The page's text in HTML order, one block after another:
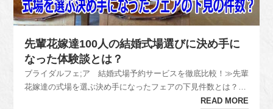
先輩花嫁達100人の結婚式場選びに決め手に
なった体験談とは？
ブライダルフェ;ア 結婚式場予約サービスを徹底比較！≫先輩
花嫁達の式場を選ぶ決め手になったフェアの下見件数とは？先
輩花嫁達の式場を決定するときブライダルフェアへは何件行っ
READ MORE